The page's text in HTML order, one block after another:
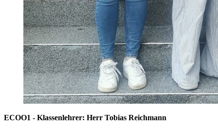
ECOO1 - Klassenlehrer: Herr Tobias Reichmann